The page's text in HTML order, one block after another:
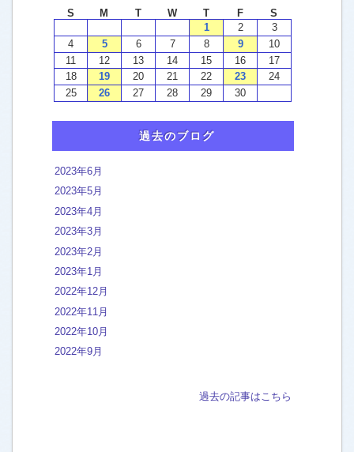
おかみから、お知らせ [43]
お客様による口コミご感想[4]
ウォッシュテックの施工例
エアコンクリーニング[5]
カーペットクリーニング[45]
キッチン 換気扇
クッションフロア フロアタイル
バスルーム 浴室の汚れ
石の浴室 タイル ガラス扉
人工大理石FRPユニットバス
外構 外階段 エントランスの洗浄
過去のブログ
2023年6月
2023年5月
2023年4月
2023年3月
2023年2月
2023年1月
2022年12月
2022年11月
2022年10月
2022年9月
過去の記事はこちら